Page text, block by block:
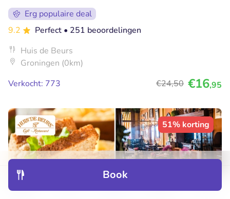
Book
Erg populaire deal
9.2
Perfect • 251 beoordelingen
Huis de Beurs
Groningen (0km)
Verkocht: 773
€24,50 €16,95
51% korting